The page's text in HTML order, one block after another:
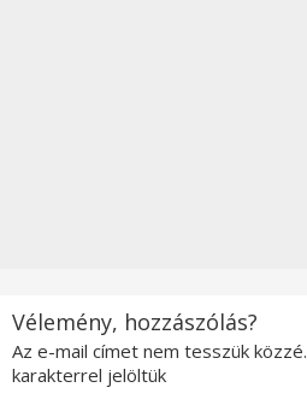
Vélemény, hozzászólás?
Az e-mail címet nem tesszük közzé.
karakterrel jelöltük